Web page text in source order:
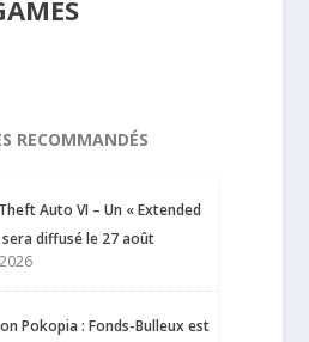
RECOMMANDÉS
Auto VI – Un « Extended
diffusé le 27 août
Pokopia : Fonds-Bulleux est